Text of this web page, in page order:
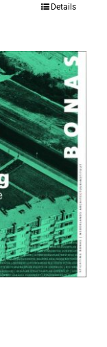
Details